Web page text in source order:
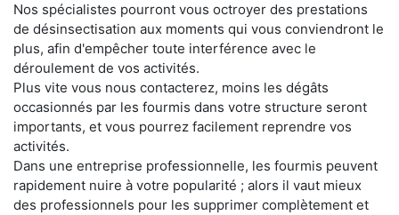
Nos spécialistes pourront vous octroyer des prestations
de désinsectisation aux moments qui vous conviendront le
plus, afin d'empêcher toute interférence avec le
déroulement de vos activités.
Plus vite vous nous contacterez, moins les dégâts
occasionnés par les fourmis dans votre structure seront
importants, et vous pourrez facilement reprendre vos
activités.
Dans une entreprise professionnelle, les fourmis peuvent
rapidement nuire à votre popularité ; alors il vaut mieux
des professionnels pour les supprimer complètement et